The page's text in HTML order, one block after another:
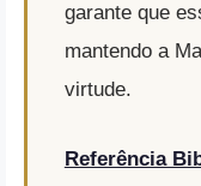
garante que
mantendo a
virtude.
Referência